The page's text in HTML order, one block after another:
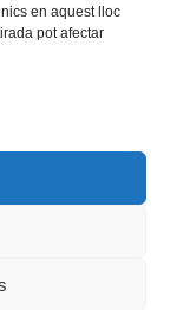
en aquest lloc
pot afectar